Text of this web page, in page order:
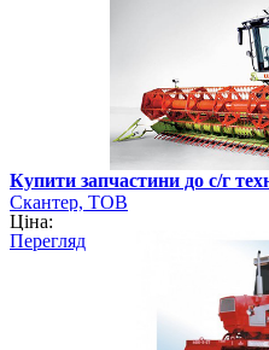
Купити запчастини до с/г
Скантер, ТОВ
Ціна:
Перегляд